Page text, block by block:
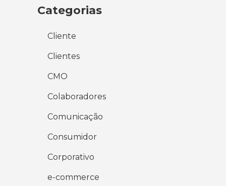
Categorias
Cliente
Clientes
CMO
Colaboradores
Comunicação
Consumidor
Corporativo
e-commerce